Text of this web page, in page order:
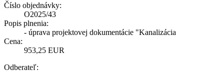
Číslo objednávky:
O2025/43
Popis plnenia:
- úprava projektovej dokumentácie "Kanalizácia
Cena:
953,25 EUR
Odberateľ: